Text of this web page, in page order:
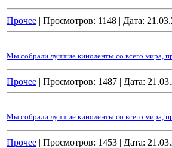
Прочее | Просмотров: 1148 | Дата:
Мы собрали лучшие киноленты со всего мира,
Прочее | Просмотров: 1487 | Дата:
Мы собрали лучшие киноленты со всего мира,
Прочее | Просмотров: 1453 | Дата: